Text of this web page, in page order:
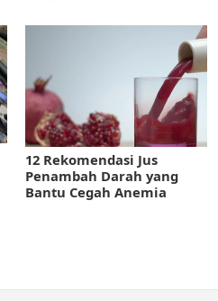
12 Rekomendasi Jus
Penambah Darah yang
Bantu Cegah Anemia